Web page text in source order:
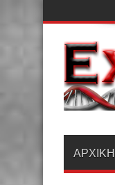
ΑΡΧΙΚΗ